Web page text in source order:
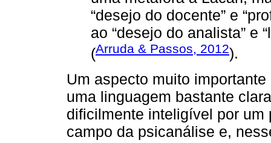
“desejo do docente” e
ao “desejo do analista” e
(Arruda & Passos, 2012).
Um aspecto muito
uma linguagem bastante
dificilmente inteligível por um
campo da psicanálise e,